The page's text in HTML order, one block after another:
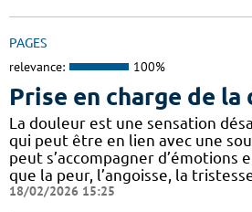
PAGES
relevance: 100%
Prise en charge de la
La douleur est une sensation
qui peut être en lien avec une
peut s’accompagner d’émotions
que la peur, l’angoisse, la
18/02/2026 15:25